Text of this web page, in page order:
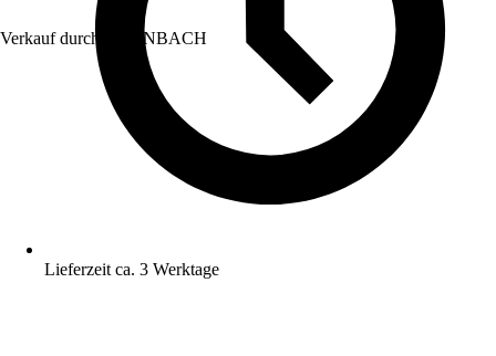
Verkauf durch: HORNBACH
Lieferzeit ca. 3 Werktage